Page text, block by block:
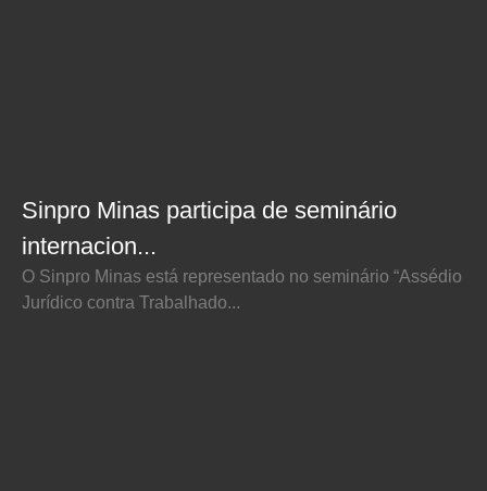
Sinpro Minas participa de seminário
internacion...
O Sinpro Minas está representado no seminário “Assédio
Jurídico contra Trabalhado...